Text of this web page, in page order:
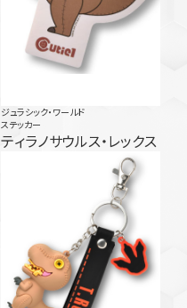
ジュラシック・ワールド
ステッカー
ティラノサウルス・レックス